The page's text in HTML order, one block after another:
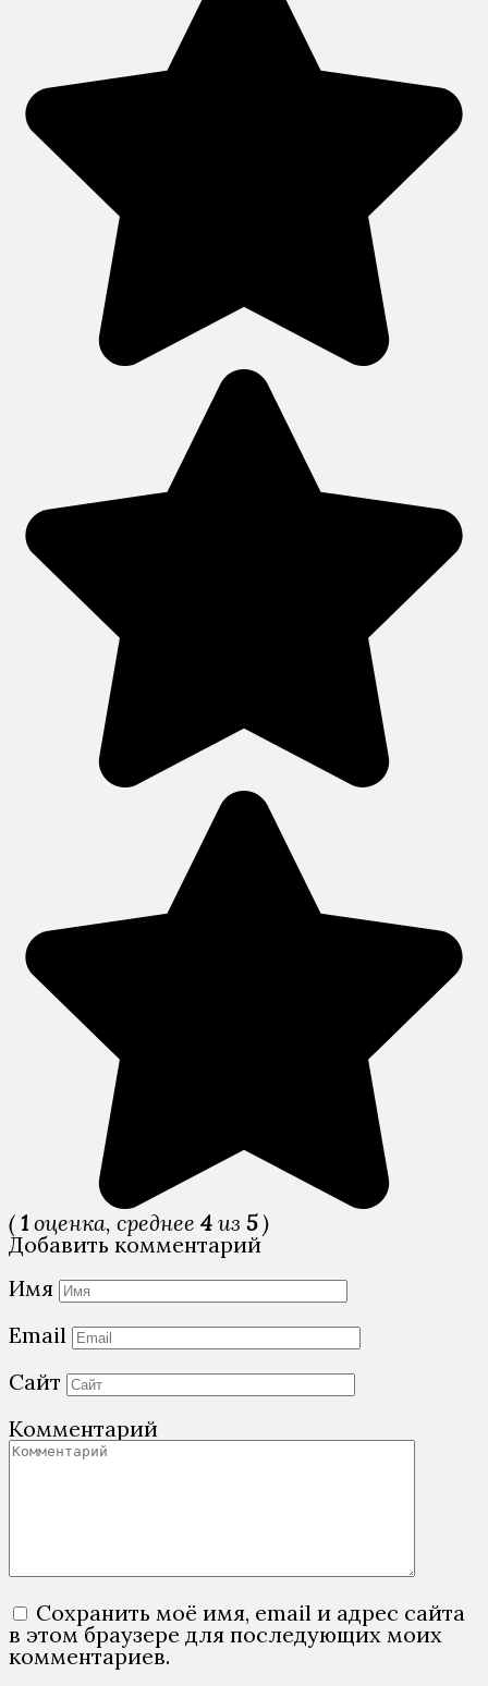
( 1 оценка, среднее 4 из 5)
Добавить комментарий
Имя
Email
Сайт
Комментарий
Сохранить моё имя, email и адрес сайта
в этом браузере для последующих моих
комментариев.